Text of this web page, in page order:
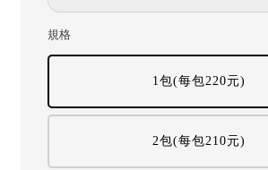
規格
1包(每包220元)
2包(每包210元)